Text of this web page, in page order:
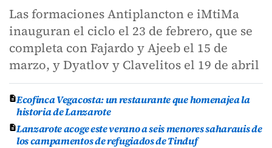
Las formaciones Antiplancton e iMtiMa
inauguran el ciclo el 23 de febrero, que se
completa con Fajardo y Ajeeb el 15 de
marzo, y Dyatlov y Clavelitos el 19 de abril
Ecofinca Vegacosta: un restaurante que homenajea la
historia de Lanzarote
Lanzarote acoge este verano a seis menores saharauis de
los campamentos de refugiados de Tinduf